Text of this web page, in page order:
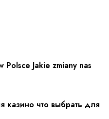
Jakie zmiany nas
казино что выбрать для